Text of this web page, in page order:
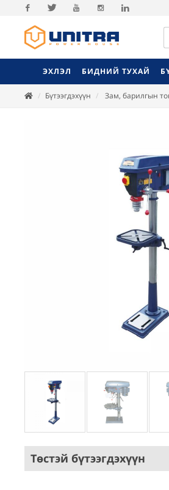
Facebook
ЭХЛЭЛ БИДНИЙ ТУХАЙ
Бүтээгдэхүүн Зам, барилгын
Төстэй бүтээгдэхүүн